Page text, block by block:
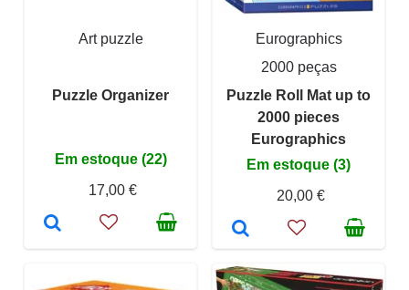
Art puzzle
Puzzle Organizer
Em estoque (22)
17,00 €
Eurographics
2000 peças
Puzzle Roll Mat up to
2000 pieces
Eurographics
Em estoque (3)
20,00 €